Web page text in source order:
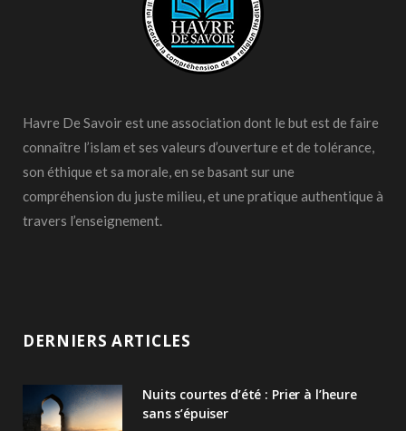
Havre De Savoir est une association dont le but est de faire
connaître l’islam et ses valeurs d’ouverture et de tolérance,
son éthique et sa morale, en se basant sur une
compréhension du juste milieu, et une pratique authentique à
travers l’enseignement.
DERNIERS ARTICLES
Nuits courtes d’été : Prier à l’heure
sans s’épuiser